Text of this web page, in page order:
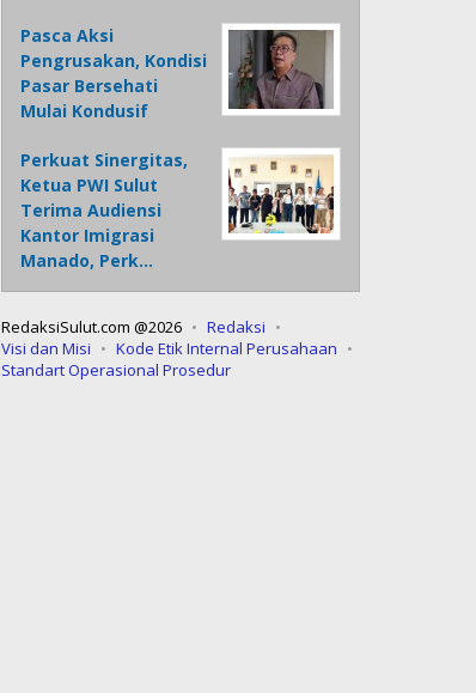
Pasca Aksi
Pengrusakan, Kondisi
Pasar Bersehati
Mulai Kondusif
Perkuat Sinergitas,
Ketua PWI Sulut
Terima Audiensi
Kantor Imigrasi
Manado, Perk…
RedaksiSulut.com @2026
Redaksi
Visi dan Misi
Kode Etik Internal Perusahaan
Standart Operasional Prosedur